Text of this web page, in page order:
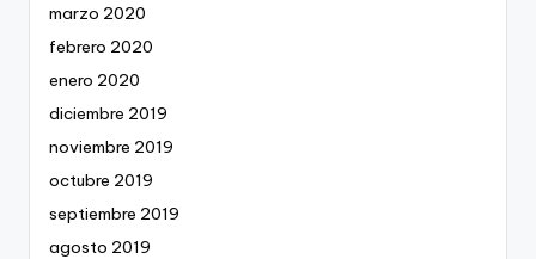
marzo 2020
febrero 2020
enero 2020
diciembre 2019
noviembre 2019
octubre 2019
septiembre 2019
agosto 2019